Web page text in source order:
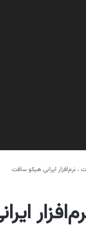
نرم‌افزار ایرانی هیکو سافت